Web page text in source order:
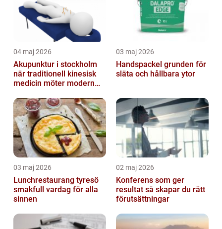
04 maj 2026
Akupunktur i stockholm
när traditionell kinesisk
medicin möter modern
03 maj 2026
Handspackel grunden för
släta och hållbara ytor
03 maj 2026
Lunchrestaurang tyresö
smakfull vardag för alla
sinnen
02 maj 2026
Konferens som ger
resultat så skapar du rätt
förutsättningar